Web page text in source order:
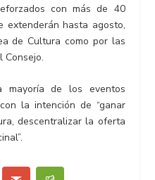
con más de 40
extenderán hasta agosto,
de Cultura como por las
Consejo.
mayoría de los eventos
la intención de “ganar
descentralizar la oferta